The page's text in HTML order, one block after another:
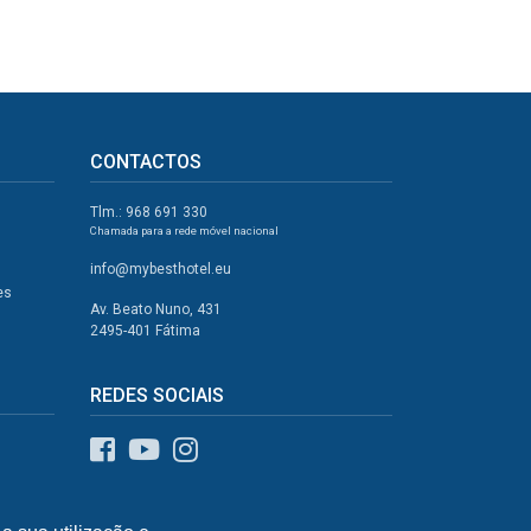
CONTACTOS
Tlm.: 968 691 330
Chamada para a rede móvel nacional
info@mybesthotel.eu
Av. Beato Nuno, 431
2495-401 Fátima
REDES SOCIAIS